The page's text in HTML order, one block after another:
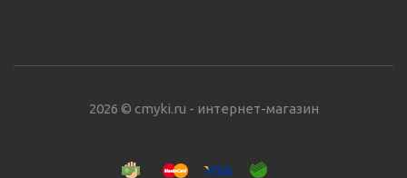
2026 © cmyki.ru - интернет-магазин